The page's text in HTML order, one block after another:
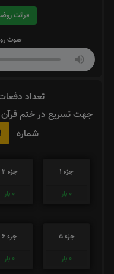
قرائت روضه ام البنین را تقبل میکنم
صوت
تعداد
جهت تسریع در ختم قرآن
شماره
1
جزء 1
0 بار
جزء 2
0 بار
جزء 5
0 بار
جزء 6
0 بار